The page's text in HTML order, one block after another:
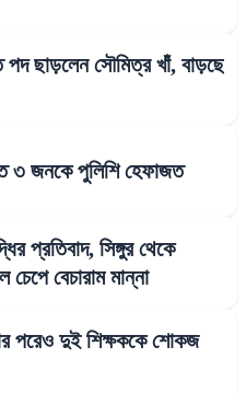
ছাড়লেন সৌমিত্র খাঁ, বাড়ছে
৩ জনকে পুলিশি হেফাজত
প্রতিবাদ, সিঙ্গুর থেকে
বেচারাম মান্না
পরেও দুই শিক্ষককে শোকজ